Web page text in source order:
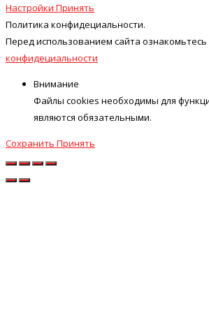
Настройки Принять
Политика конфидециальности.
Перед использованием сайта ознакомьтесь
конфидециальности
Внимание
Файлы cookies необходимы для
являются обязательными.
Сохранить Принять